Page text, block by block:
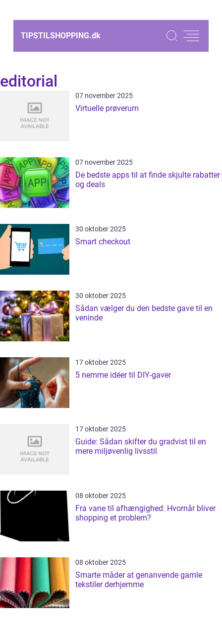
TIPSTILSHOPPING.dk
editorial
07 november 2025
Virtuelle prøverum
07 november 2025
De bedste apps til at finde skjulte rabatter
og deals
30 oktober 2025
Smart checkout
30 oktober 2025
Sådan vælger du den bedste gave til en
veninde
17 oktober 2025
5 nemme idéer til DIY-gaver
17 oktober 2025
Guide: Sådan skifter du gradvist til en
mere miljøvenlig livsstil
08 oktober 2025
Fra vane til afhængighed: Hvornår bliver
shopping et problem?
08 oktober 2025
Smarte måder at genanvende gamle
tekstiler derhjemme